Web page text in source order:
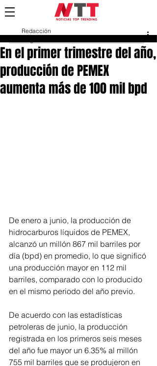
En el primer trimestre del año,
producción de PEMEX
aumenta más de 100 mil bpd
Redacción
De enero a junio, la producción de
hidrocarburos líquidos de PEMEX,
alcanzó un millón 867 mil barriles por
día (bpd) en promedio, lo que significó
una producción mayor en 112 mil
barriles, comparado con lo producido
en el mismo periodo del año previo.
De acuerdo con las estadísticas
petroleras de junio, la producción
registrada en los primeros seis meses
del año fue mayor un 6.35% al millón
755 mil barriles que se produjeron en